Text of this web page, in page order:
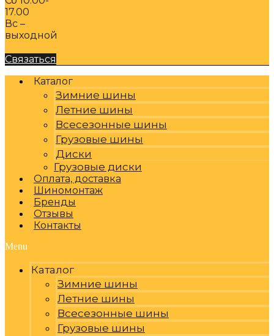
17.00
Вс –
выходной
Связаться
Каталог
Зимние шины
Летние шины
Всесезонные шины
Грузовые шины
Диски
Грузовые диски
Оплата, доставка
Шиномонтаж
Бренды
Отзывы
Контакты
Menu
Каталог
Зимние шины
Летние шины
Всесезонные шины
Грузовые шины